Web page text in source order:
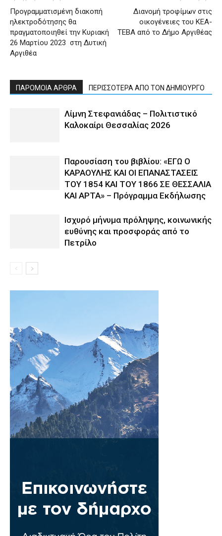
Προγραμματισμένη διακοπή
ηλεκτροδότησης θα
πραγματοποιηθεί την Κυριακή
26 Μαρτίου 2023 στη Δυτική
Αργιθέα
Διανομή τροφίμων στις
οικογένειες του ΚΕΑ-
TEBA από το Δήμο Αργιθέας
ΠΑΡΟΜΟΙΑ ΑΡΘΡΑ ΠΕΡΙΣΣΟΤΕΡΑ ΑΠΟ ΤΟΝ ΔΗΜΙΟΥΡΓΟ
Λίμνη Στεφανιάδας – Πολιτιστικό
Καλοκαίρι Θεσσαλίας 2026
Παρουσίαση του βιβλίου: «ΕΓΩ Ο
ΚΑΡΑΟΥΛΗΣ ΚΑΙ ΟΙ ΕΠΑΝΑΣΤΑΣΕΙΣ
ΤΟΥ 1854 ΚΑΙ ΤΟΥ 1866 ΣΕ ΘΕΣΣΑΛΙΑ
ΚΑΙ ΑΡΤΑ» – Πρόγραμμα Εκδήλωσης
Ισχυρό μήνυμα πρόληψης, κοινωνικής
ευθύνης και προσφοράς από το
Πετρίλο